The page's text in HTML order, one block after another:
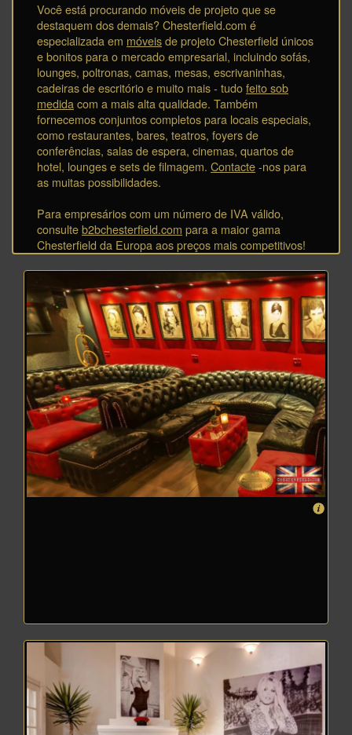
Você está procurando móveis de projeto que se
destaquem dos demais? Chesterfield.com é
especializada em móveis de projeto Chesterfield únicos
e bonitos para o mercado empresarial, incluindo sofás,
lounges, poltronas, camas, mesas, escrivaninhas,
cadeiras de escritório e muito mais - tudo feito sob
medida com a mais alta qualidade. Também
fornecemos conjuntos completos para locais especiais,
como restaurantes, bares, teatros, foyers de
conferências, salas de espera, cinemas, quartos de
hotel, lounges e sets de filmagem. Contacte -nos para
as muitas possibilidades.
Para empresários com um número de IVA válido,
consulte b2bchesterfield.com para a maior gama
Chesterfield da Europa aos preços mais competitivos!